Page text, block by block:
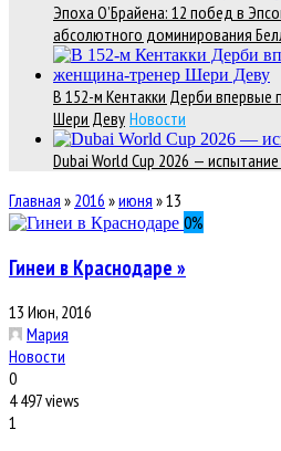
Эпоха О’Брайена: 12 побед в
абсолютного доминирования
В 152-м Кентакки Дерби
Шери Деву Новости
Dubai World Cup 2026 —
Главная » 2016 »июня »13
0%
Гинеи в Краснодаре »
13 Июн, 2016
Мария
Новости
0
4 497 views
1